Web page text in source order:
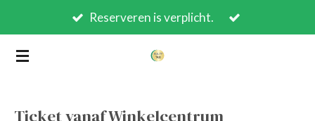
direct
naar
Reserveren is verplicht.
Ticket vanaf Winkelcentrum